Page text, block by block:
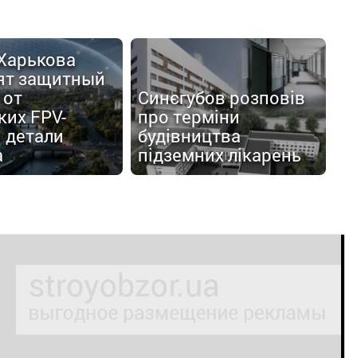
защитный
FPV-
Синєгубов розповів
про терміни
будівництва
підземних лікарень